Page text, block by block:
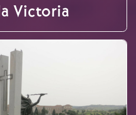
Victoria